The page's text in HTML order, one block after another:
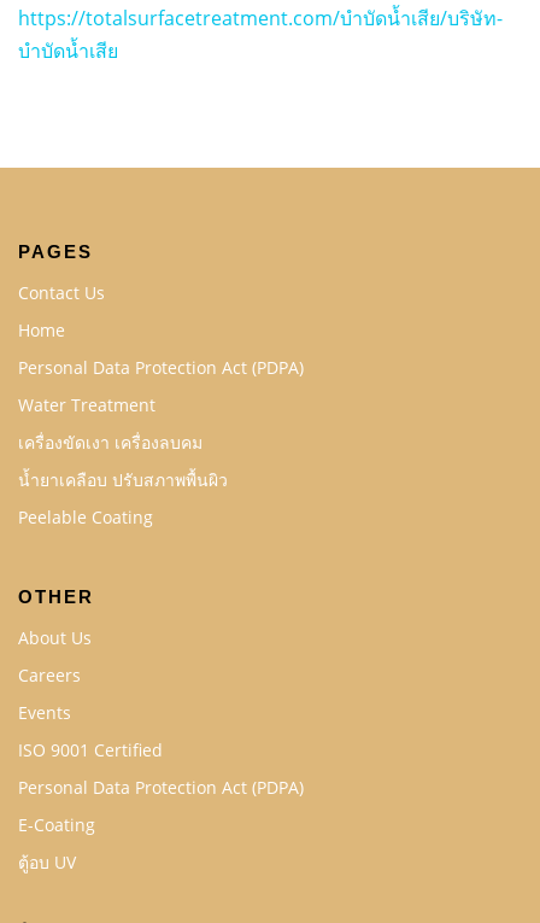
https://totalsurfacetreatment.com/บำบัดน้ำเสีย/บริษัท-
บำบัดน้ำเสีย
PAGES
Contact Us
Home
Personal Data Protection Act (PDPA)
Water Treatment
เครื่องขัดเงา เครื่องลบคม
น้ำยาเคลือบ ปรับสภาพพื้นผิว
Peelable Coating
OTHER
About Us
Careers
Events
ISO 9001 Certified
Personal Data Protection Act (PDPA)
E-Coating
ตู้อบ UV